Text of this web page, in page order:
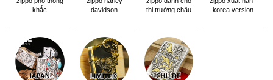
khắc
davidson
thị trường châu
korea version